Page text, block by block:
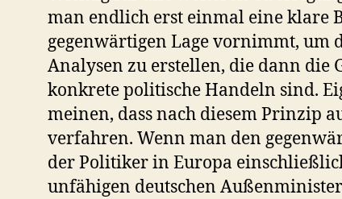
man endlich erst einmal eine klare
gegenwärtigen Lage vornimmt, um
Analysen zu erstellen, die dann die
konkrete politische Handeln sind.
meinen, dass nach diesem Prinzip
verfahren. Wenn man den
der Politiker in Europa
unfähigen deutschen